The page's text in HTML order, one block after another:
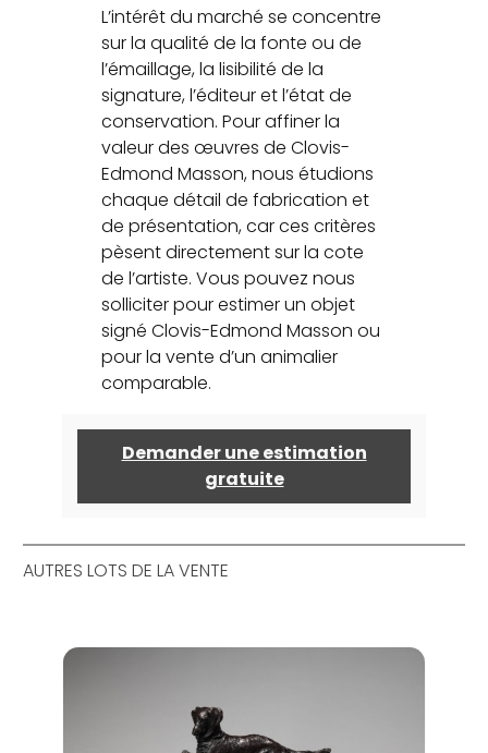
L’intérêt du marché se concentre
sur la qualité de la fonte ou de
l’émaillage, la lisibilité de la
signature, l’éditeur et l’état de
conservation. Pour affiner la
valeur des œuvres de Clovis-
Edmond Masson, nous étudions
chaque détail de fabrication et
de présentation, car ces critères
pèsent directement sur la cote
de l’artiste. Vous pouvez nous
solliciter pour estimer un objet
signé Clovis-Edmond Masson ou
pour la vente d’un animalier
comparable.
Demander une estimation
gratuite
AUTRES LOTS DE LA VENTE